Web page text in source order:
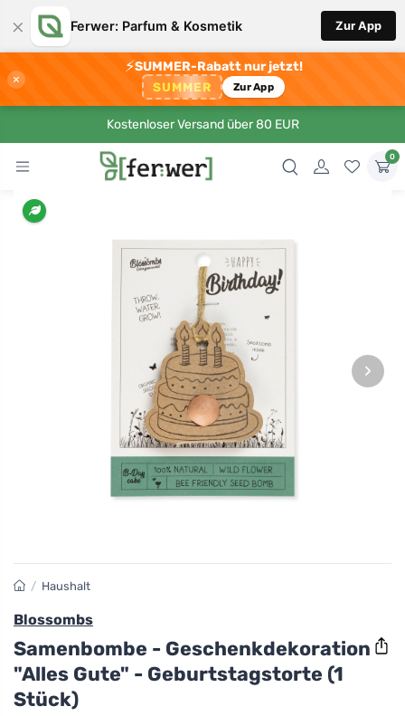
× Ferwer: Parfum & Kosmetik Zur App
×
⚡SUMMER-Rabatt nur jetzt!
SUMMER Zur App
Kostenloser Versand über 80 EUR
0
›
/ Haushalt
Blossombs
Samenbombe - Geschenkdekoration
"Alles Gute" - Geburtstagstorte (1
Stück)